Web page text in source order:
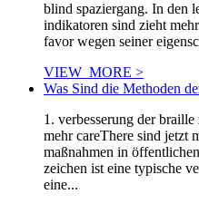
blind spaziergang. In den
indikatoren sind zieht
favor wegen seiner
VIEW_MORE >
Was Sind die Methoden
1. verbesserung der
mehr careThere sind jetzt
maßnahmen in
zeichen ist eine typische
eine...